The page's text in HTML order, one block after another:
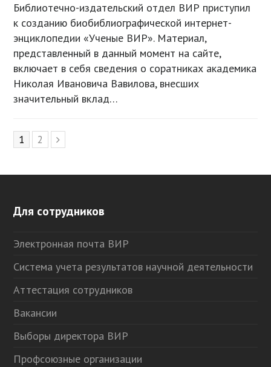
Библиотечно-издательский отдел ВИР приступил
к созданию биобиблиографической интернет-
энциклопедии «Ученые ВИР». Материал,
представленный в данный момент на сайте,
включает в себя сведения о соратниках академика
Николая Ивановича Вавилова, внесших
значительный вклад…
Page
1 Page
2
Для сотрудников
Электронная почта ВИР
Система учета результатов научной деятельности
Аттестация сотрудников
Вакансии
Выборы директора ВИР
Профсоюзные организации